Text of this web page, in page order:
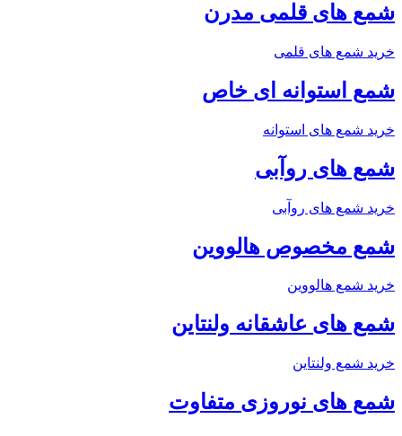
شمع های قلمی مدرن
خرید شمع های قلمی
شمع استوانه ای خاص
خرید شمع های استوانه
شمع های روآبی
خرید شمع های روآبی
شمع مخصوص هالووین
خرید شمع هالووین
شمع های عاشقانه ولنتاین
خرید شمع ولنتاین
شمع های نوروزی متفاوت